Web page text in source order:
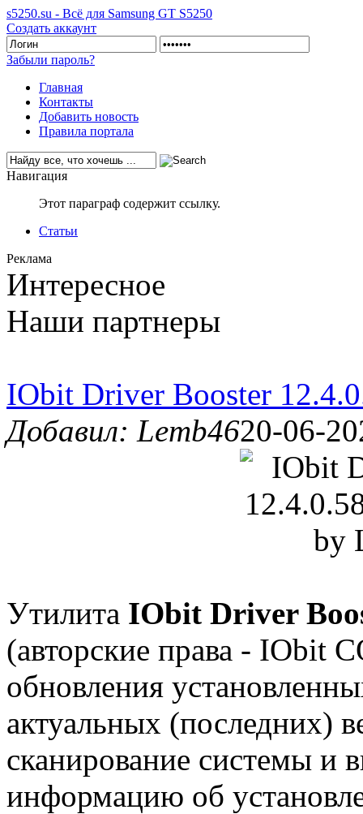
s5250.su - Всё для Samsung GT S5250
Создать аккаунт
Забыли пароль?
Главная
Контакты
Добавить новость
Правила портала
Навигация
Этот параграф содержит ссылку.
Статьи
Реклама
Интересное
Наши партнеры
IObit Driver Booster
Добавил: Lemb4620-06-
Утилита IObit Driver
(авторские права - IObit
обновления
актуальных (последних)
сканирование системы и
информацию об